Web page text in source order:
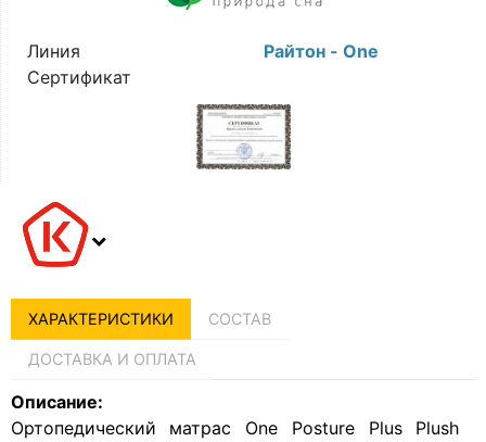
Линия
Райтон - One
Сертификат
ХАРАКТЕРИСТИКИ СОСТАВ
ДОСТАВКА И ОПЛАТА
Описание:
Ортопедический матрас One Posture Plus Plush